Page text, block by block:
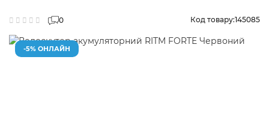
0 Код товару:145085
-5% ОНЛАЙН